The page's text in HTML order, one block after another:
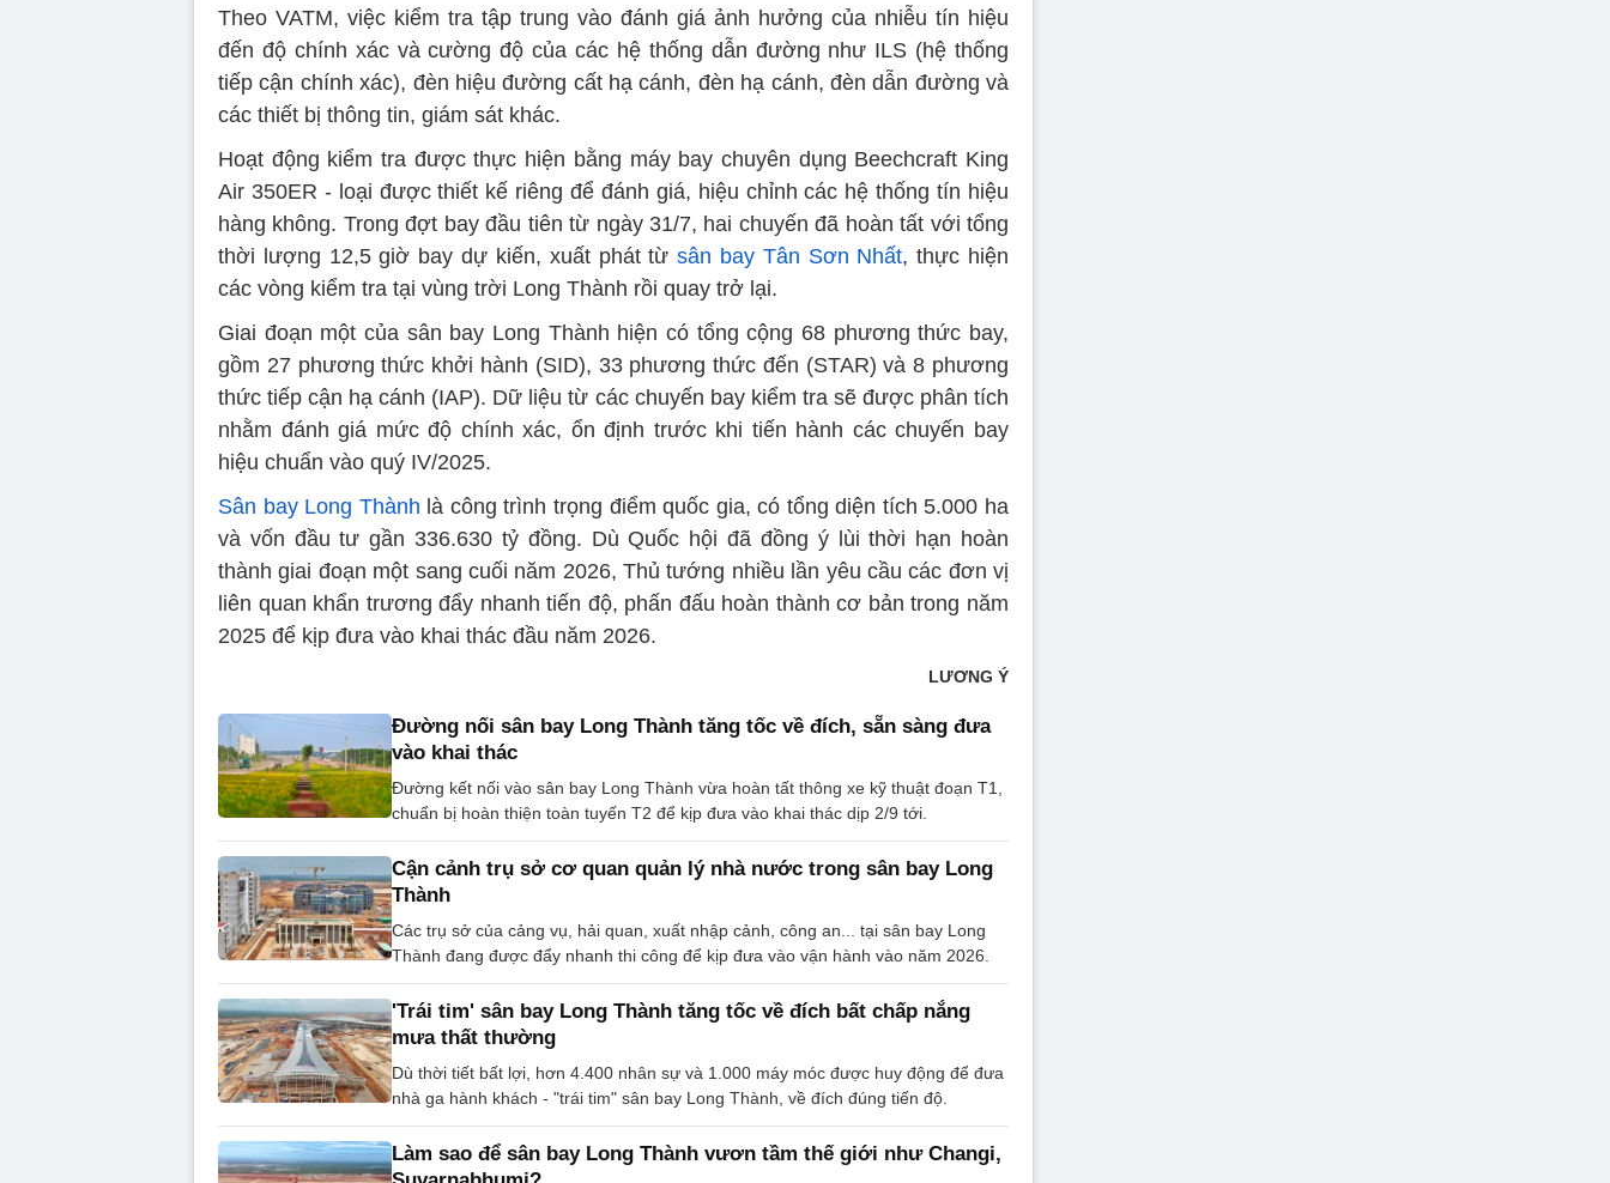
Theo VATM, việc kiểm tra tập trung vào đánh giá ảnh hưởng của nhiễu tín hiệu
đến độ chính xác và cường độ của các hệ thống dẫn đường như ILS (hệ thống
tiếp cận chính xác), đèn hiệu đường cất hạ cánh, đèn hạ cánh, đèn dẫn đường và
các thiết bị thông tin, giám sát khác.
Hoạt động kiểm tra được thực hiện bằng máy bay chuyên dụng Beechcraft King
Air 350ER - loại được thiết kế riêng để đánh giá, hiệu chỉnh các hệ thống tín hiệu
hàng không. Trong đợt bay đầu tiên từ ngày 31/7, hai chuyến đã hoàn tất với tổng
thời lượng 12,5 giờ bay dự kiến, xuất phát từsân bay Tân Sơn Nhất, thực hiện
các vòng kiểm tra tại vùng trời Long Thành rồi quay trở lại.
Giai đoạn một của sân bay Long Thành hiện có tổng cộng 68 phương thức bay,
gồm 27 phương thức khởi hành (SID), 33 phương thức đến (STAR) và 8 phương
thức tiếp cận hạ cánh (IAP). Dữ liệu từ các chuyến bay kiểm tra sẽ được phân tích
nhằm đánh giá mức độ chính xác, ổn định trước khi tiến hành các chuyến bay
hiệu chuẩn vào quý IV/2025.
Sân bay Long Thành là công trình trọng điểm quốc gia, có tổng diện tích 5.000 ha
và vốn đầu tư gần 336.630 tỷ đồng. Dù Quốc hội đã đồng ý lùi thời hạn hoàn
thành giai đoạn một sang cuối năm 2026, Thủ tướng nhiều lần yêu cầu các đơn vị
liên quan khẩn trương đẩy nhanh tiến độ, phấn đấu hoàn thành cơ bản trong năm
2025 để kịp đưa vào khai thác đầu năm 2026.
LƯƠNG Ý
Đường nối sân bay Long Thành tăng tốc về đích, sẵn sàng đưa
vào khai thác
Đường kết nối vào sân bay Long Thành vừa hoàn tất thông xe kỹ thuật đoạn T1,
chuẩn bị hoàn thiện toàn tuyến T2 để kịp đưa vào khai thác dịp 2/9 tới.
Cận cảnh trụ sở cơ quan quản lý nhà nước trong sân bay Long
Thành
Các trụ sở của cảng vụ, hải quan, xuất nhập cảnh, công an... tại sân bay Long
Thành đang được đẩy nhanh thi công để kịp đưa vào vận hành vào năm 2026.
'Trái tim' sân bay Long Thành tăng tốc về đích bất chấp nắng
mưa thất thường
Dù thời tiết bất lợi, hơn 4.400 nhân sự và 1.000 máy móc được huy động để đưa
nhà ga hành khách - "trái tim" sân bay Long Thành, về đích đúng tiến độ.
Làm sao để sân bay Long Thành vươn tầm thế giới như Changi,